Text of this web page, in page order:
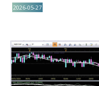
2026-05-27